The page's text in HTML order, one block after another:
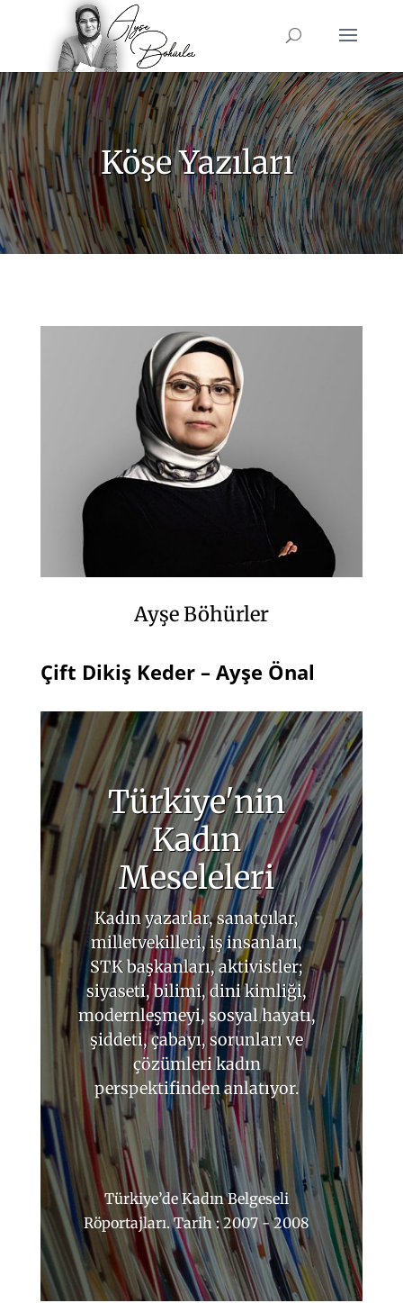
Köşe Yazıları
Ayşe Böhürler
Çift Dikiş Keder – Ayşe Önal
Türkiye'nin
Kadın
Meseleleri
Kadın yazarlar, sanatçılar,
milletvekilleri, iş insanları,
STK başkanları, aktivistler;
siyaseti, bilimi, dini kimliği,
modernleşmeyi, sosyal hayatı,
şiddeti, çabayı, sorunları ve
çözümleri kadın
perspektifinden anlatıyor.
Türkiye’de Kadın Belgeseli
Röportajları. Tarih : 2007 - 2008